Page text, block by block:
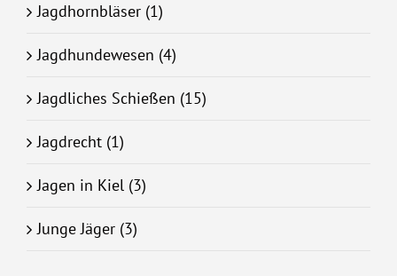
Jagdhornbläser (1)
Jagdhundewesen (4)
Jagdliches Schießen (15)
Jagdrecht (1)
Jagen in Kiel (3)
Junge Jäger (3)